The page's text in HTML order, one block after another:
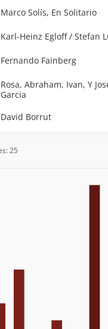
Marco Solís, En Solitario
Karl-Heinz Egloff / Stefan
Fernando Fainberg
Rosa, Abraham, Ivan, Y
Garcia
David Borrut
Marinetti
25